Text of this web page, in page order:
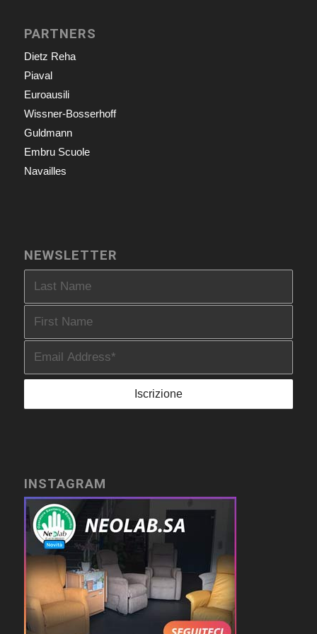
PARTNERS
Dietz Reha
Piaval
Euroausili
Wissner-Bosserhoff
Guldmann
Embru Scuole
Navailles
NEWSLETTER
INSTAGRAM